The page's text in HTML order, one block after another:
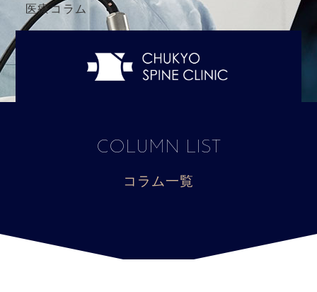
医療コラム
COLUMN LIST
コラム一覧